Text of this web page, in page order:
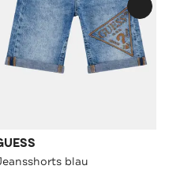
blau